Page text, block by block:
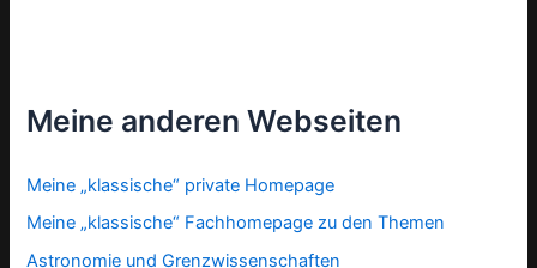
Meine anderen Webseiten
Meine „klassische“ private Homepage
Meine „klassische“ Fachhomepage zu den Themen
Astronomie und Grenzwissenschaften